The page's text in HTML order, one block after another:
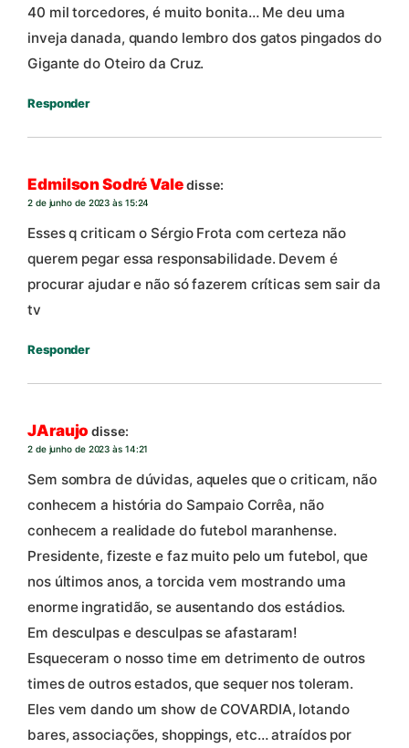
40 mil torcedores, é muito bonita… Me deu uma
inveja danada, quando lembro dos gatos pingados do
Gigante do Oteiro da Cruz.
Responder
Edmilson Sodré Valedisse:
2 de junho de 2023 às 15:24
Esses q criticam o Sérgio Frota com certeza não
querem pegar essa responsabilidade. Devem é
procurar ajudar e não só fazerem críticas sem sair da
tv
Responder
JAraujo disse:
2 de junho de 2023 às 14:21
Sem sombra de dúvidas, aqueles que o criticam, não
conhecem a história do Sampaio Corrêa, não
conhecem a realidade do futebol maranhense.
Presidente, fizeste e faz muito pelo um futebol, que
nos últimos anos, a torcida vem mostrando uma
enorme ingratidão, se ausentando dos estádios.
Em desculpas e desculpas se afastaram!
Esqueceram o nosso time em detrimento de outros
times de outros estados, que sequer nos toleram.
Eles vem dando um show de COVARDIA, lotando
bares, associações, shoppings, etc… atraídos por